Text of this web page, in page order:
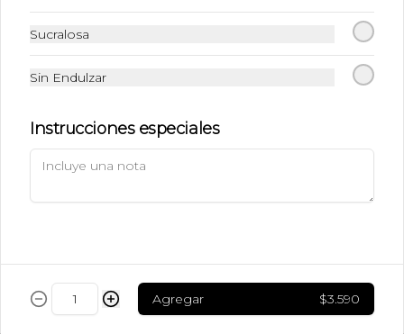
Leche + Hielo
$5.190
Sucralosa
Sin Endulzar
Instrucciones especiales
Agregar $3.590